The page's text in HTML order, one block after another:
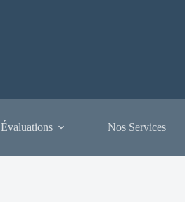
Évaluations Nos Services